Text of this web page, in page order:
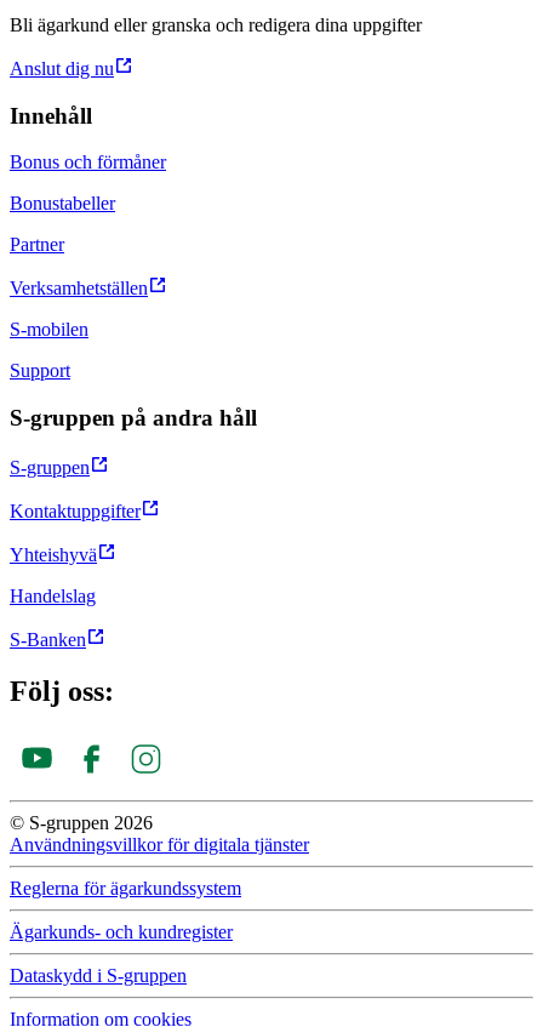
Bli ägarkund eller granska och redigera dina uppgifter
Anslut dig nu
Innehåll
Bonus och förmåner
Bonustabeller
Partner
Verksamhetställen
S-mobilen
Support
S-gruppen på andra håll
S-gruppen
Kontaktuppgifter
Yhteishyvä
Handelslag
S-Banken
Följ oss:
© S-gruppen 2026
Användningsvillkor för digitala tjänster
Reglerna för ägar­kunds­system
Ägarkunds- och kundregister
Dataskydd i S-gruppen
Information om cookies